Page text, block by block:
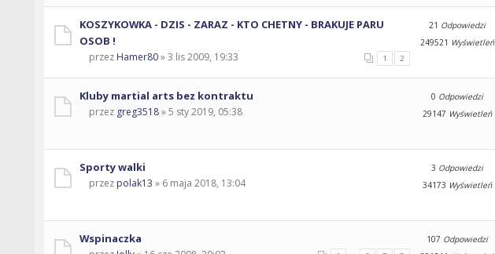
KOSZYKOWKA - DZIS - ZARAZ - KTO CHETNY - BRAKUJE PARU
OSOB !
1 2
przez Hamer80» 3 lis 2009, 19:33
21 Odpowiedzi
249521 Wyświetleń
Kluby martial arts bez kontraktu
przez greg3518» 5 sty 2019, 05:38
0 Odpowiedzi
29147 Wyświetleń
Sporty walki
przez polak13 » 6 maja 2018, 13:04
3 Odpowiedzi
34173 Wyświetleń
Wspinaczka 107 Odpowiedzi